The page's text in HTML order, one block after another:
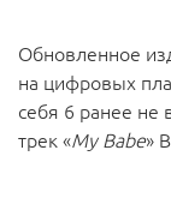
Обновленное
на цифровых
себя 6 ранее
трек «My Babe»